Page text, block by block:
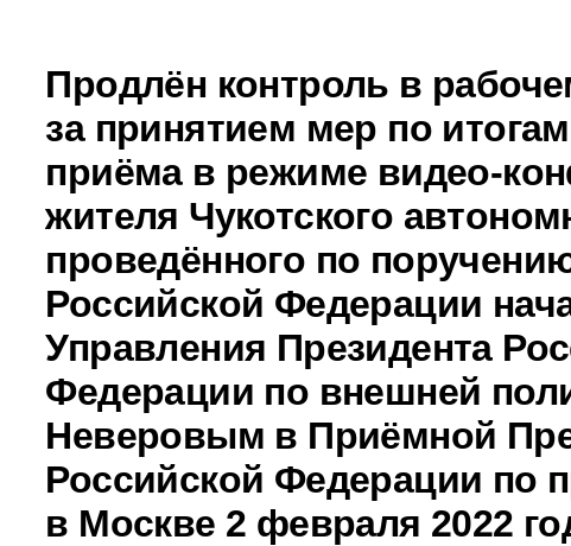
Продлён контроль в
за принятием мер по
приёма в режиме видео-
жителя Чукотского
проведённого по
Российской Федерации
Управления Президента
Федерации по внешней
Неверовым в Приёмной
Российской Федерации по
в Москве 2 февраля 2022